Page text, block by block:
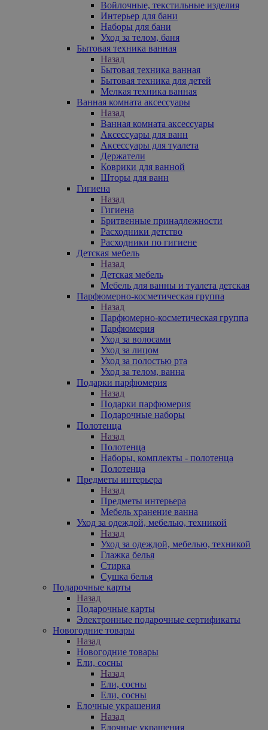
Войлочные, текстильные изделия
Интерьер для бани
Наборы для бани
Уход за телом, баня
Бытовая техника ванная
Назад
Бытовая техника ванная
Бытовая техника для детей
Мелкая техника ванная
Ванная комната аксессуары
Назад
Ванная комната аксессуары
Аксессуары для ванн
Аксессуары для туалета
Держатели
Коврики для ванной
Шторы для ванн
Гигиена
Назад
Гигиена
Бритвенные принадлежности
Расходники детство
Расходники по гигиене
Детская мебель
Назад
Детская мебель
Мебель для ванны и туалета детская
Парфюмерно-косметическая группа
Назад
Парфюмерно-косметическая группа
Парфюмерия
Уход за волосами
Уход за лицом
Уход за полостью рта
Уход за телом, ванна
Подарки парфюмерия
Назад
Подарки парфюмерия
Подарочные наборы
Полотенца
Назад
Полотенца
Наборы, комплекты - полотенца
Полотенца
Предметы интерьера
Назад
Предметы интерьера
Мебель хранение ванна
Уход за одеждой, мебелью, техникой
Назад
Уход за одеждой, мебелью, техникой
Глажка белья
Стирка
Сушка белья
Подарочные карты
Назад
Подарочные карты
Электронные подарочные сертификаты
Новогодние товары
Назад
Новогодние товары
Ели, сосны
Назад
Ели, сосны
Ели, сосны
Елочные украшения
Назад
Елочные украшения